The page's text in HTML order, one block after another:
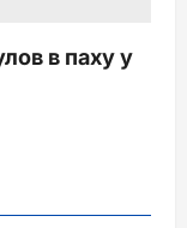
в паху у